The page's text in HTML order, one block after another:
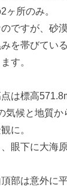
所のみ。
ですが、砂
を帯びてい
す。
は標高
候と地質
に。
眼下に大海
部は意外に